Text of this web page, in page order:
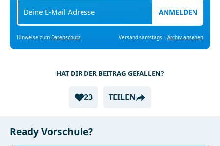
ANMELDEN
Hinweise zum Datenschutz Versand samstags – Archiv ansehen
HAT DIR DER BEITRAG GEFALLEN?
23 TEILEN
Ready Vorschule?